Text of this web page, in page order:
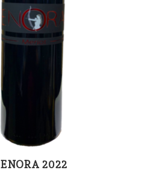
ENORA 2022